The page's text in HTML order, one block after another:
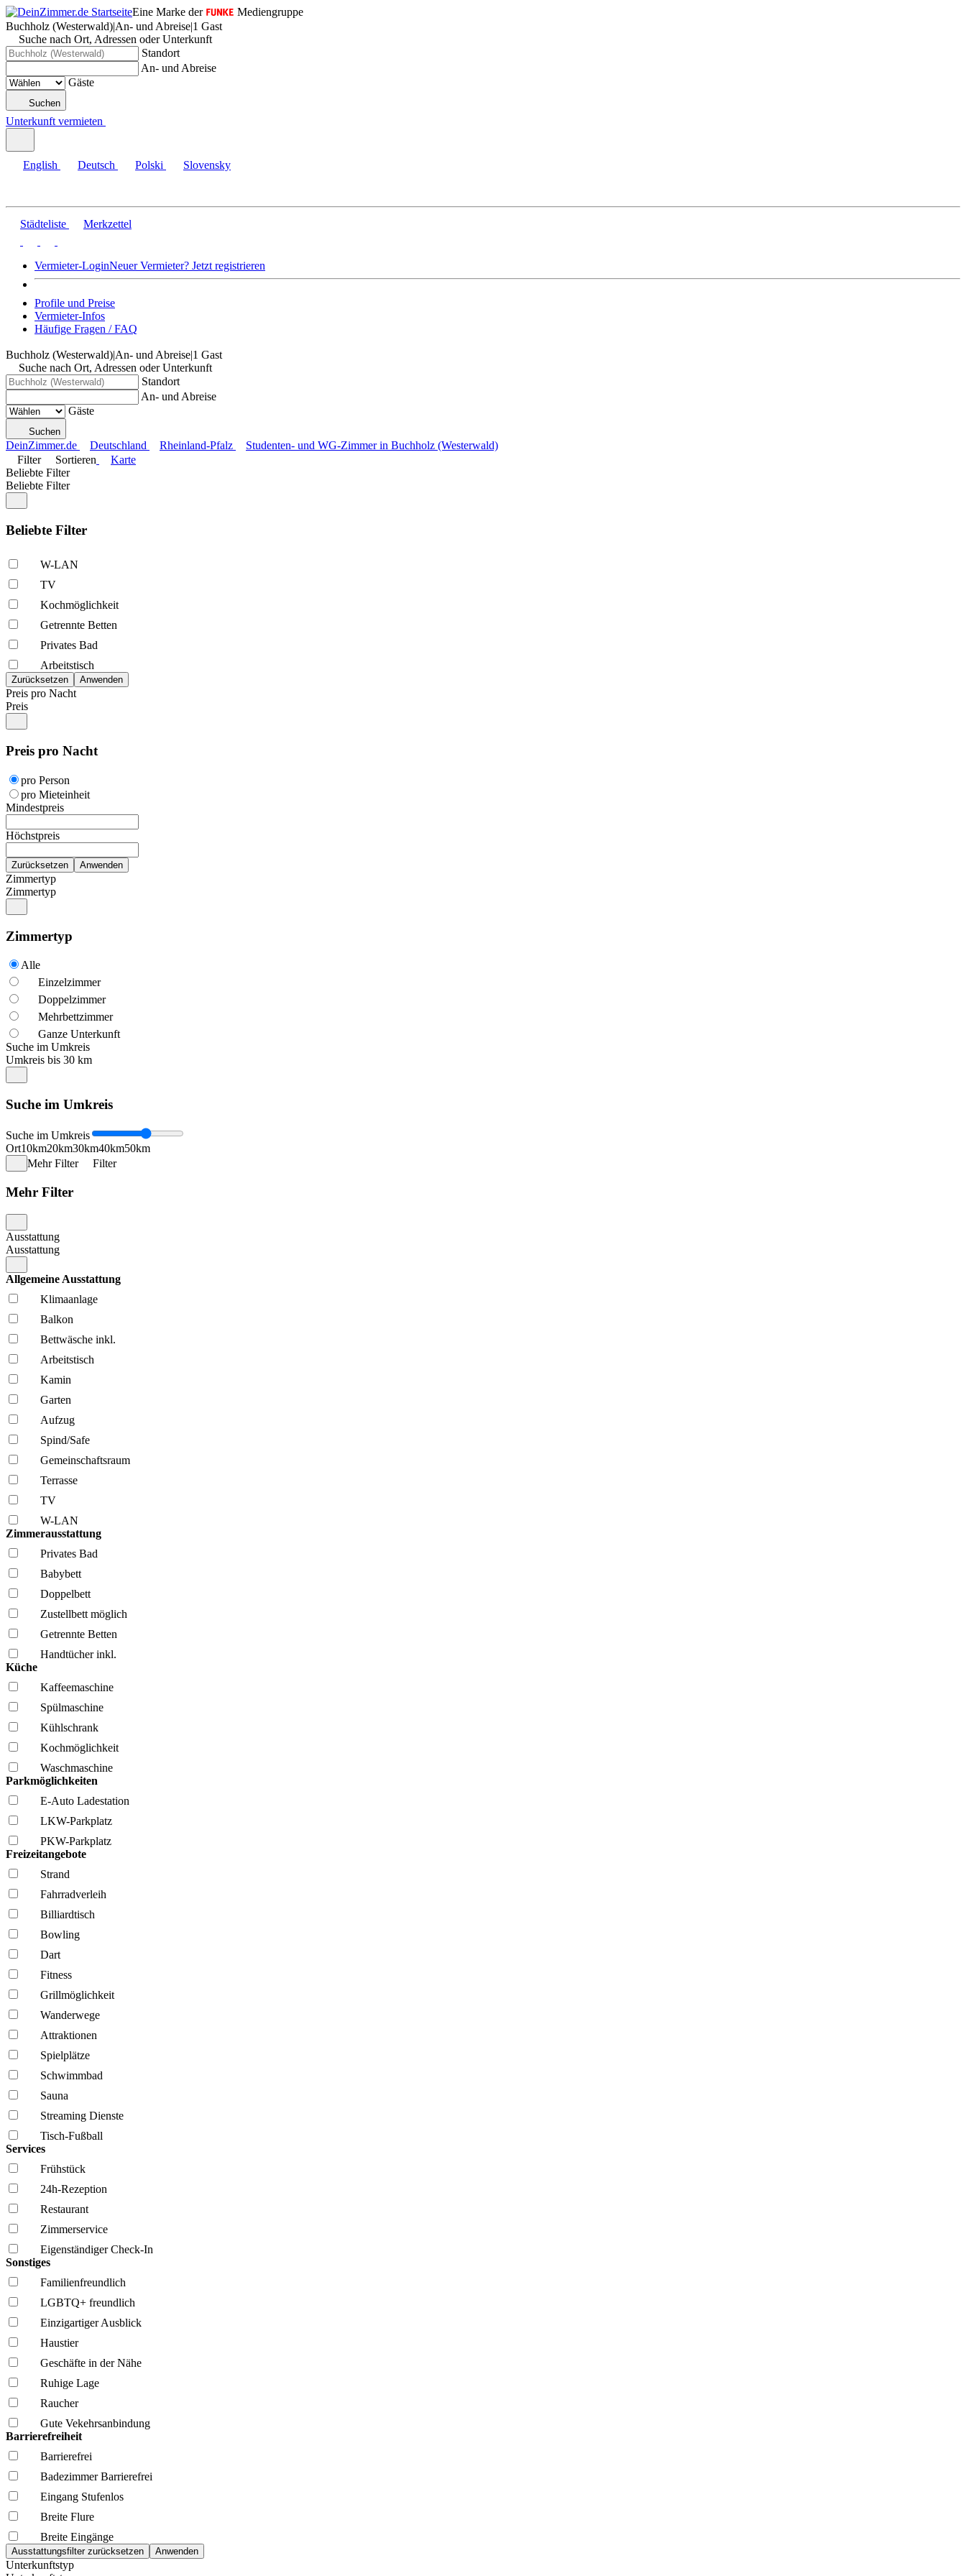
Eine Marke der
Mediengruppe
Buchholz (Westerwald)|An- und Abreise|1 Gast
Suche nach Ort, Adressen oder Unterkunft
Standort
An- und Abreise
Gäste
Suchen
Unterkunft vermieten
English Deutsch Polski Slovensky
Städteliste Merkzettel
Vermieter-LoginNeuer Vermieter? Jetzt registrieren
Profile und Preise
Vermieter-Infos
Häufige Fragen / FAQ
Buchholz (Westerwald)|An- und Abreise|1 Gast
Suche nach Ort, Adressen oder Unterkunft
Standort
An- und Abreise
Gäste
Suchen
DeinZimmer.de Deutschland Rheinland-Pfalz
Studenten- und WG-Zimmer in Buchholz (Westerwald)
Filter
Sortieren
Karte
Beliebte Filter
Beliebte Filter
Beliebte Filter
W-LAN
TV
Kochmöglich­keit
Getrennte Betten
Privates Bad
Arbeitstisch
Preis pro Nacht
Preis
Preis pro Nacht
pro Person
pro Mieteinheit
Mindestpreis
Höchstpreis
Zimmertyp
Zimmertyp
Zimmertyp
Alle
Einzelzimmer
Doppelzimmer
Mehrbettzimmer
Ganze Unterkunft
Suche im Umkreis
Umkreis bis 30 km
Suche im Umkreis
Suche im Umkreis
Ort10km20km30km40km50km
Mehr Filter
Filter
Mehr Filter
Ausstattung
Ausstattung
Allgemeine Ausstattung
Klima­anlage
Balkon
Bettwäsche inkl.
Arbeitstisch
Kamin
Garten
Aufzug
Spind/Safe
Gemeinschafts­raum
Terrasse
TV
W-LAN
Zimmerausstattung
Privates Bad
Babybett
Doppelbett
Zustellbett möglich
Getrennte Betten
Handtücher inkl.
Küche
Kaffee­maschine
Spül­maschine
Kühl­schrank
Kochmöglich­keit
Wasch­maschine
Parkmöglichkeiten
E-Auto Ladestation
LKW-Parkplatz
PKW-Parkplatz
Freizeitangebote
Strand
Fahrrad­verleih
Billiardtisch
Bowling
Dart
Fitness
Grillmöglich­keit
Wanderwege
Attraktionen
Spielplätze
Schwimmbad
Sauna
Streaming Dienste
Tisch-Fußball
Services
Frühstück
24h-Rezeption
Restaurant
Zimmerservice
Eigenständiger Check-In
Sonstiges
Familien­freundlich
LGBTQ+ freundlich
Einzigartiger Ausblick
Haustier
Geschäfte in der Nähe
Ruhige Lage
Raucher
Gute Vekehrsanbindung
Barrierefreiheit
Barrierefrei
Badezimmer Barrierefrei
Eingang Stufenlos
Breite Flure
Breite Eingänge
Unterkunftstyp